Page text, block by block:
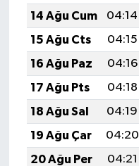
14 Ağu Cum
04:14
15 Ağu Cts
04:15
16 Ağu Paz
04:16
17 Ağu Pts
04:18
18 Ağu Sal
04:19
19 Ağu Çar
04:20
20 Ağu Per
04:21